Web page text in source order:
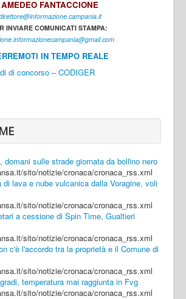
AMEDEO FANTACCIONE
INVIARE COMUNICATI STAMPA:
IN TEMPO REALE
domani sulle strade giornata da bollino nero
sito/notizie/cronaca/cronaca_rss.xml
di lava e nube vulcanica dalla Voragine, voli
sito/notizie/cronaca/cronaca_rss.xml
a cessione di Spin Time, Gualtieri
sito/notizie/cronaca/cronaca_rss.xml
c'è l'accordo tra la proprietà e il Comune di
sito/notizie/cronaca/cronaca_rss.xml
temperatura mai raggiunta in Fvg
sito/notizie/cronaca/cronaca_rss.xml